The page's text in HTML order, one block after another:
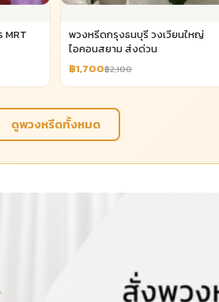
พวงหรีดกรุงธนบุรี วงเวียนใหญ่
ไอคอนสยาม ส่งด่วน
฿1,700฿2,100
ดูพวงหรีดทั้งหมด